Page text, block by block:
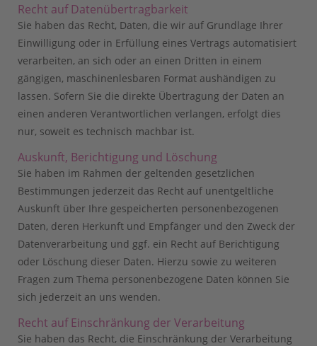
Recht auf Daten­übertrag­barkeit
Sie haben das Recht, Daten, die wir auf Grundlage Ihrer
Einwilligung oder in Erfüllung eines Vertrags automatisiert
verarbeiten, an sich oder an einen Dritten in einem
gängigen, maschinenlesbaren Format aushändigen zu
lassen. Sofern Sie die direkte Übertragung der Daten an
einen anderen Verantwortlichen verlangen, erfolgt dies
nur, soweit es technisch machbar ist.
Auskunft, Berichtigung und Löschung
Sie haben im Rahmen der geltenden gesetzlichen
Bestimmungen jederzeit das Recht auf unentgeltliche
Auskunft über Ihre gespeicherten personenbezogenen
Daten, deren Herkunft und Empfänger und den Zweck der
Datenverarbeitung und ggf. ein Recht auf Berichtigung
oder Löschung dieser Daten. Hierzu sowie zu weiteren
Fragen zum Thema personenbezogene Daten können Sie
sich jederzeit an uns wenden.
Recht auf Einschränkung der Verarbeitung
Sie haben das Recht, die Einschränkung der Verarbeitung